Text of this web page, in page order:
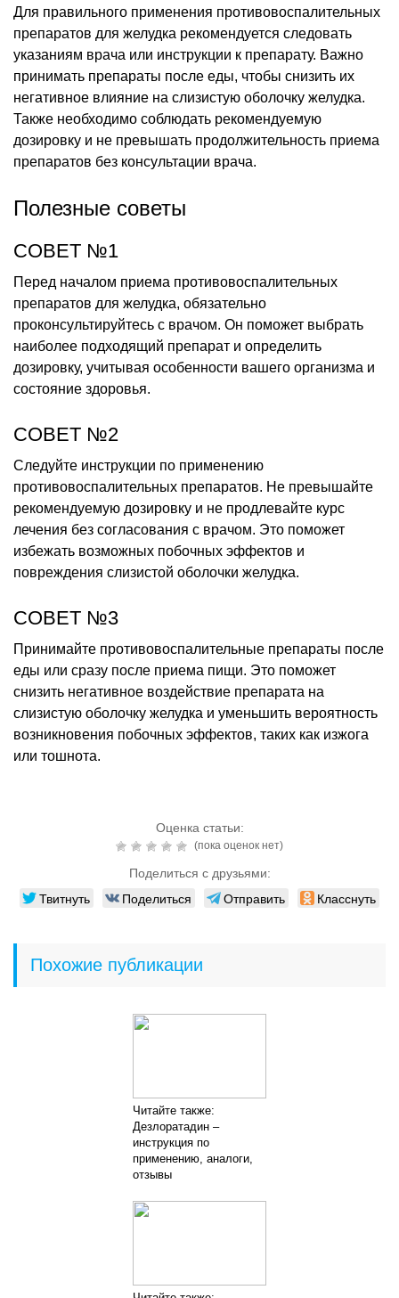
Для правильного применения противовоспалительных
препаратов для желудка рекомендуется следовать
указаниям врача или инструкции к препарату. Важно
принимать препараты после еды, чтобы снизить их
негативное влияние на слизистую оболочку желудка.
Также необходимо соблюдать рекомендуемую
дозировку и не превышать продолжительность приема
препаратов без консультации врача.
Полезные советы
СОВЕТ №1
Перед началом приема противовоспалительных
препаратов для желудка, обязательно
проконсультируйтесь с врачом. Он поможет выбрать
наиболее подходящий препарат и определить
дозировку, учитывая особенности вашего организма и
состояние здоровья.
СОВЕТ №2
Следуйте инструкции по применению
противовоспалительных препаратов. Не превышайте
рекомендуемую дозировку и не продлевайте курс
лечения без согласования с врачом. Это поможет
избежать возможных побочных эффектов и
повреждения слизистой оболочки желудка.
СОВЕТ №3
Принимайте противовоспалительные препараты после
еды или сразу после приема пищи. Это поможет
снизить негативное воздействие препарата на
слизистую оболочку желудка и уменьшить вероятность
возникновения побочных эффектов, таких как изжога
или тошнота.
Оценка статьи:
(пока оценок нет)
Поделиться с друзьями:
Твитнуть Поделиться Отправить Класснуть
Похожие публикации
Читайте также:
Дезлоратадин –
инструкция по
применению, аналоги,
отзывы